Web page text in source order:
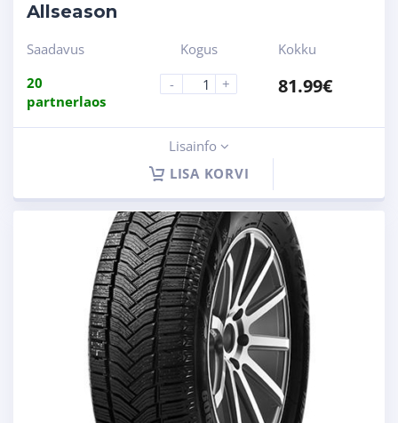
Allseason
Saadavus
20
partnerlaos
Kogus
-
+
Kokku
81.99€
Lisainfo
LISA KORVI